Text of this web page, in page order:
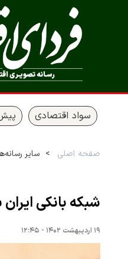
سواد اقتصادی
صفحه اصلی سایر
شبکه بانکی
۱۹ اردیبهشت ۱۴۰۲ - ۱۲:۴۵